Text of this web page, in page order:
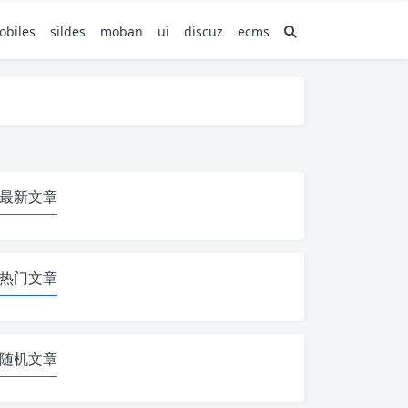
sildes moban ui discuz ecms
最新文章
热门文章
随机文章